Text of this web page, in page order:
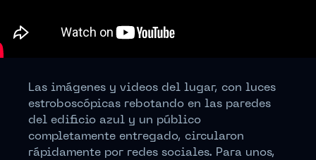
Las imágenes y videos del lugar, con luces
estroboscópicas rebotando en las paredes
del edificio azul y un público
completamente entregado, circularon
rápidamente por redes sociales. Para unos,